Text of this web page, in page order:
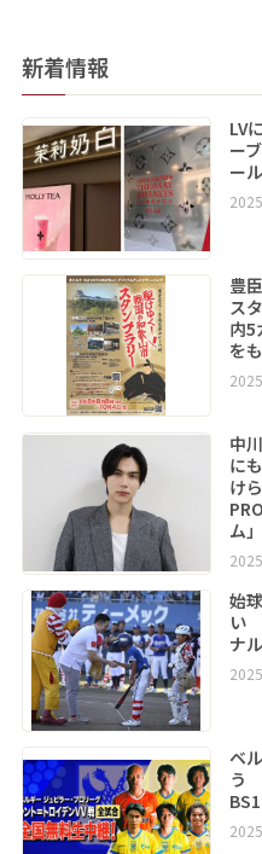
新着情報
LV
ー
ー
豊
ス
内5
を
中
に
け
ム
始
い
ナ
ベ
う